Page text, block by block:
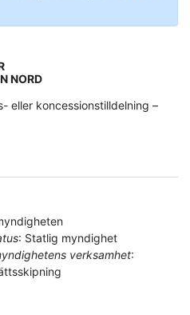
NORD
eller koncessionstilldelning –
: Statlig myndighet
verksamhet: